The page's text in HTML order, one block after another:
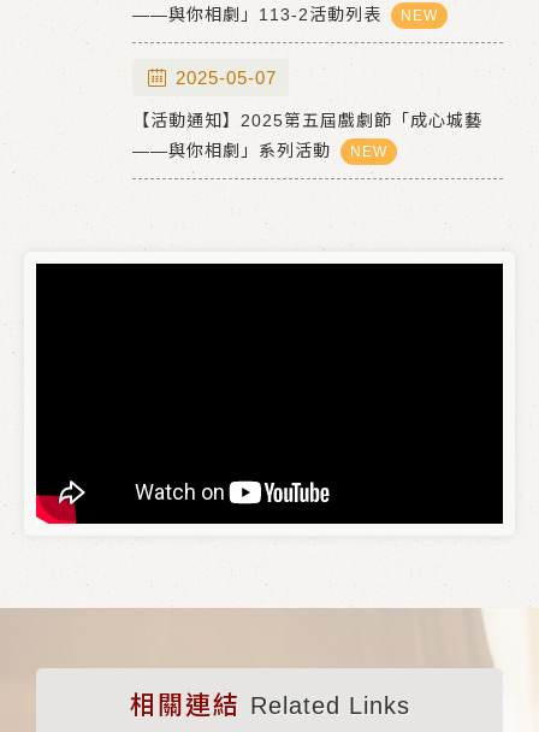
——與你相劇」113-2活動列表
NEW
2025-05-07
【活動通知】2025第五屆戲劇節「成心城藝
——與你相劇」系列活動
NEW
相關連結 Related Links